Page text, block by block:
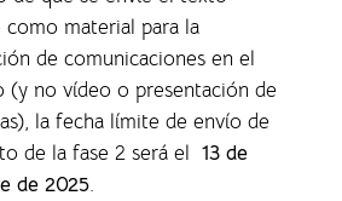
material para la
de comunicaciones en el
(y no vídeo o presentación de
la fecha límite de envío de
de la fase 2 será el 13 de
de 2025.